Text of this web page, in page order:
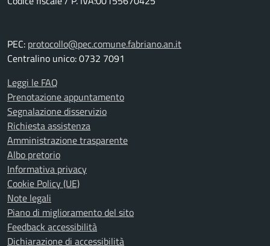
PEC: protocollo@pec.comune.fabriano.an.it
Centralino unico: 0732 7091
Leggi le FAQ
Prenotazione appuntamento
Segnalazione disservizio
Richiesta assistenza
Amministrazione trasparente
Albo pretorio
Informativa privacy
Cookie Policy (UE)
Note legali
Piano di miglioramento del sito
Feedback accessibilità
Dichiarazione di accessibilità